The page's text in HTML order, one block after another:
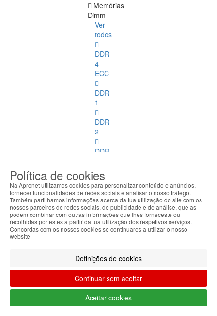
Memórias
Dimm
Ver
todos
DDR
4
ECC
DDR
1
DDR
2
DDR
DDR
4
DDR
2
ECC
3
ECC
Memórias
SoDimm
Política de cookies
Na Apronet utilizamos cookies para personalizar conteúdo e anúncios,
fornecer funcionalidades de redes sociais e analisar o nosso tráfego.
Também partilhamos informações acerca da tua utilização do site com os
nossos parceiros de redes sociais, de publicidade e de análise, que as
podem combinar com outras informações que lhes forneceste ou
recolhidas por estes a partir da tua utilização dos respetivos serviços.
Concordas com os nossos cookies se continuares a utilizar o nosso
website.
Definições de cookies
Continuar sem aceitar
Aceitar cookies